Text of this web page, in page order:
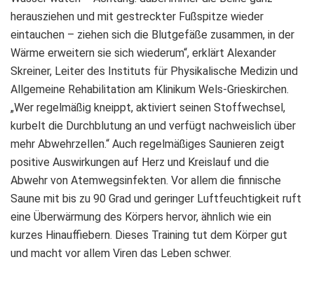
herausziehen und mit gestreckter Fußspitze wieder
eintauchen – ziehen sich die Blutgefäße zusammen, in der
Wärme erweitern sie sich wiederum“, erklärt Alexander
Skreiner, Leiter des Instituts für Physikalische Medizin und
Allgemeine Rehabilitation am Klinikum Wels-Grieskirchen.
„Wer regelmäßig kneippt, aktiviert seinen Stoffwechsel,
kurbelt die Durchblutung an und verfügt nachweislich über
mehr Abwehrzellen.“ Auch regelmäßiges Saunieren zeigt
positive Auswirkungen auf Herz und Kreislauf und die
Abwehr von Atemwegsinfekten. Vor allem die finnische
Saune mit bis zu 90 Grad und geringer Luftfeuchtigkeit ruft
eine Überwärmung des Körpers hervor, ähnlich wie ein
kurzes Hinauffiebern. Dieses Training tut dem Körper gut
und macht vor allem Viren das Leben schwer.